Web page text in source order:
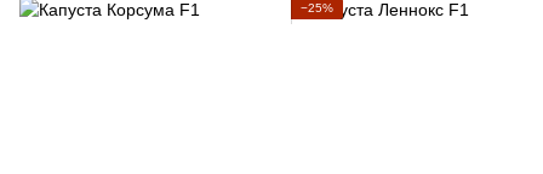
−25%